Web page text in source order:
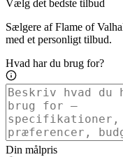
Vælg det bedste tilbud
Sælgere af Flame of
med et personligt tilbud.
Hvad har du brug for?
Din målpris